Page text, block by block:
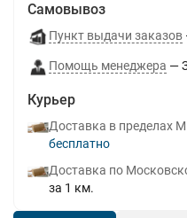
Самовывоз
Пункт выдачи заказов
Помощь менеджера
Курьер
Доставка в пределах
Бесплатно
Доставка по
за 1 км.